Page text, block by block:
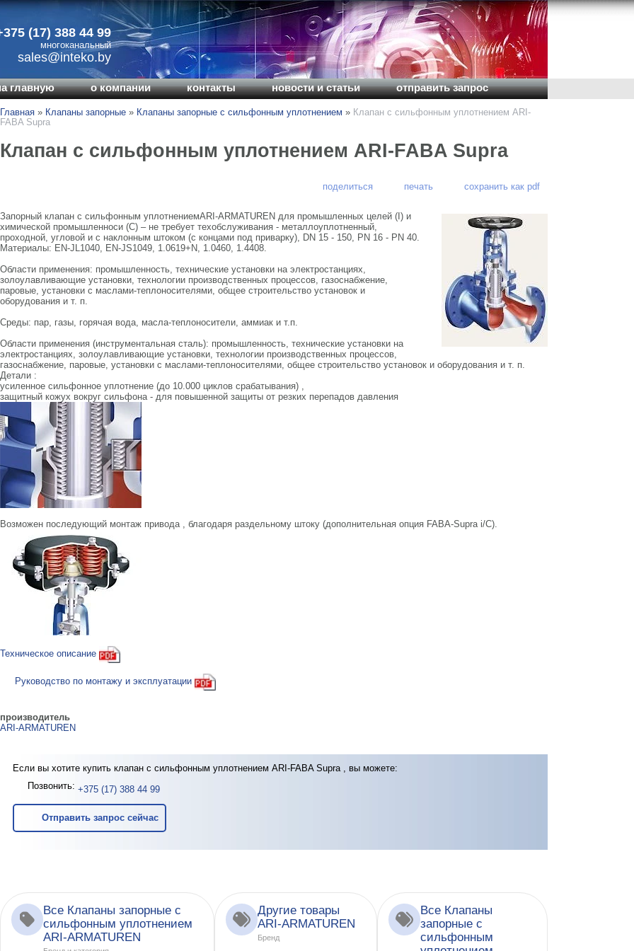
(17) 388 44 99
многоканальный
sales@inteko.by
главную о компании контакты новости и статьи отправить запрос
Главная » Клапаны запорные » Клапаны запорные с сильфонным уплотнением » Клапан с сильфонным уплотнением ARI-
FABA Supra
Клапан с сильфонным уплотнением ARI-FABA Supra
поделиться печать сохранить как pdf
Запорный клапан с сильфонным уплотнениемARI-ARMATUREN для промышленных целей (I) и
химической промышленноси (С) – не требует техобслуживания - металлоуплотненный,
проходной, угловой и с наклонным штоком (с концами под приварку), DN 15 - 150, PN 16 - PN 40.
Материалы: EN-JL1040, EN-JS1049, 1.0619+N, 1.0460, 1.4408.
Области применения: промышленность, технические установки на электростанциях,
золоулавливающие установки, технологии производственных процессов, газоснабжение,
паровые, установки с маслами-теплоносителями, общее строительство установок и
оборудования и т. п.
Среды: пар, газы, горячая вода, масла-теплоносители, аммиак и т.п.
Области применения (инструментальная сталь): промышленность, технические установки на
электростанциях, золоулавливающие установки, технологии производственных процессов,
газоснабжение, паровые, установки с маслами-теплоносителями, общее строительство установок и оборудования и т. п.
Детали :
усиленное сильфонное уплотнение (до 10.000 циклов срабатывания) ,
защитный кожух вокруг сильфона - для повышенной защиты от резких перепадов давления
Возможен последующий монтаж привода , благодаря раздельному штоку (дополнительная опция FABA-Supra i/C).
Техническое описание
Руководство по монтажу и эксплуатации
производитель
ARI-ARMATUREN
Если вы хотите купить клапан с сильфонным уплотнением ARI-FABA Supra , вы можете:
Позвонить: +375 (17) 388 44 99
Отправить запрос сейчас
Все Клапаны запорные с
сильфонным уплотнением
ARI-ARMATUREN
Другие товары
ARI-ARMATUREN
Бренд
Все Клапаны
запорные с
сильфонным